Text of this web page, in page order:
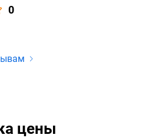
0
цены